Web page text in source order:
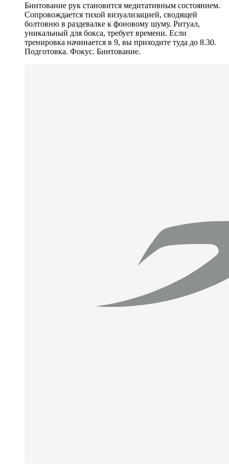
Бинтование рук становится медитативным состоянием.
Сопровождается тихой визуализацией, сводящей
болтовню в раздевалке к фоновому шуму. Ритуал,
уникальный для бокса, требует времени. Если
тренировка начинается в 9, вы приходите туда до 8.30.
Подготовка. Фокус. Бинтование.